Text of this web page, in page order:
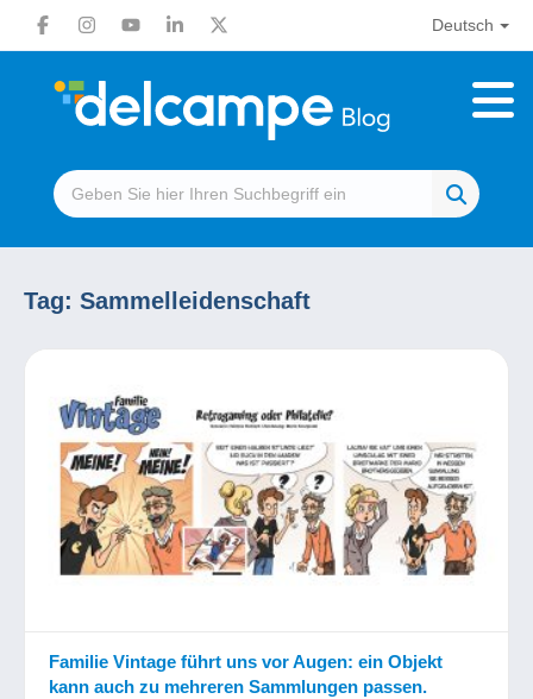
Deutsch
Tag: Sammelleidenschaft
Familie Vintage führt uns vor Augen: ein Objekt
kann auch zu mehreren Sammlungen passen.